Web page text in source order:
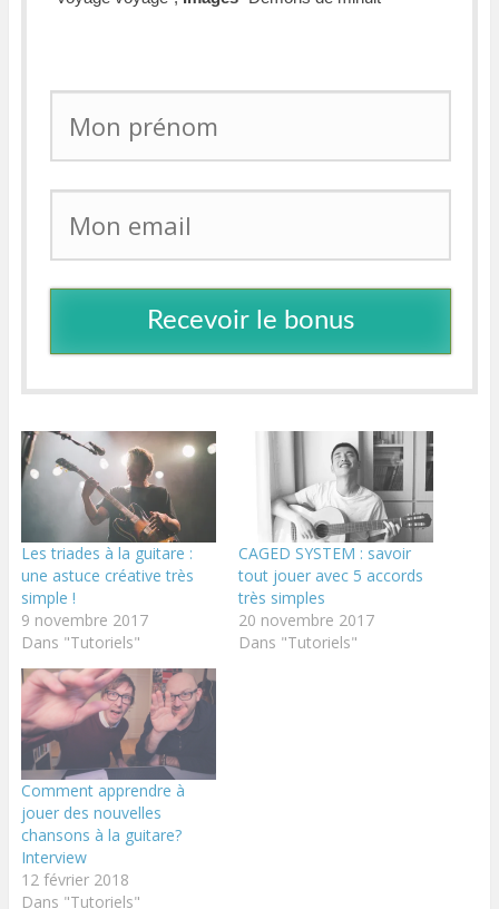
Recevoir le bonus
Les triades à la guitare :
une astuce créative très
simple !
9 novembre 2017
Dans "Tutoriels"
CAGED SYSTEM : savoir
tout jouer avec 5 accords
très simples
20 novembre 2017
Dans "Tutoriels"
Comment apprendre à
jouer des nouvelles
chansons à la guitare?
Interview
12 février 2018
Dans "Tutoriels"